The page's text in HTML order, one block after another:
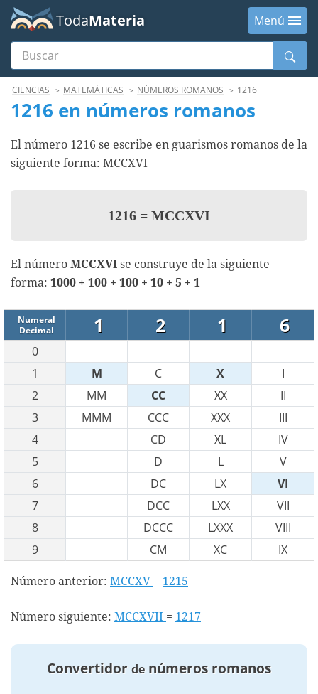
TodaMateria
Menú
Buscar
MenúCIENCIAS MATEMÁTICAS NÚMEROS ROMANOS 1216
1216 en números romanos
El número 1216 se escribe en guarismos romanos de la
siguiente forma: MCCXVI
1216 = MCCXVI
El número MCCXVI se construye de la siguiente
forma: 1000 + 100 + 100 + 10 + 5 + 1
Numeral
Decimal
1 2 1 6
0
1
M C X
I
2
MM CC XX
II
3
MMM CCC XXX
III
4
CD XL
IV
5
D L
V
6
DC LX
VI
7
DCC LXX
VII
8
DCCC LXXX
VIII
9
CM XC IX
Número anterior: MCCXV = 1215
Número siguiente: MCCXVII = 1217
Convertidor de números romanos